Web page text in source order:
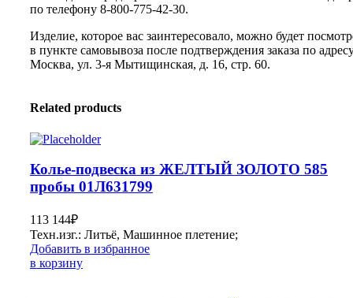
по телефону 8-800-775-42-30.
Изделие, которое вас заинтересовало, можно будет
в пункте самовывоза после подтверждения заказа по
Москва, ул. 3-я Мытищинская, д. 16, стр. 60.
Related products
Колье-подвеска из ЖЕЛТЫЙ ЗОЛОТО 585
пробы 01Л631799
113 144₽
Техн.изг.: Литьё, Машинное плетение;
Добавить в избранное
в корзину